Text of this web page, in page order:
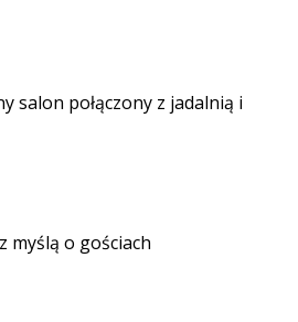
salon połączony z jadalnią i
myślą o gościach